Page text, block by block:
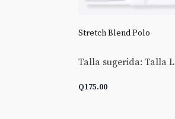
Stretch Blend Polo
Talla sugerida: Talla L
Q175.00